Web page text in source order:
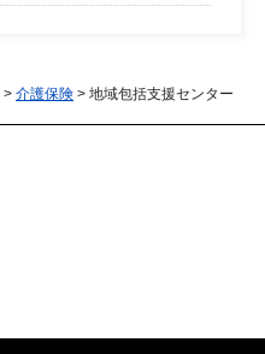
> 介護保険 > 地域包括支援センター